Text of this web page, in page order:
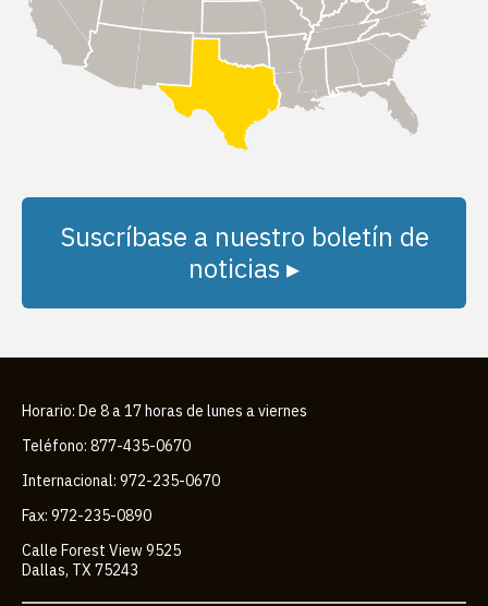
Suscríbase a nuestro boletín de
noticias ▸
Horario: De 8 a 17 horas de lunes a viernes
Teléfono: 877-435-0670
Internacional: 972-235-0670
Fax: 972-235-0890
Calle Forest View 9525
Dallas, TX 75243